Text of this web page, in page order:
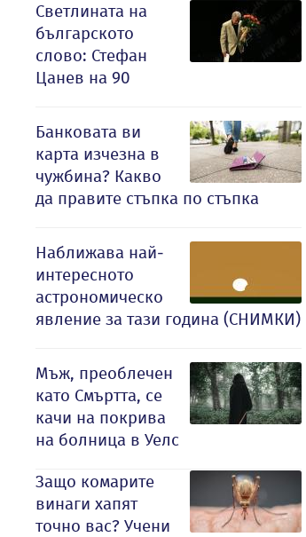
Светлината на
българското
слово: Стефан
Цанев на 90
Банковата ви
карта изчезна в
чужбина? Какво
да правите стъпка по стъпка
Наближава най-
интересното
астрономическо
явление за тази година (СНИМКИ)
Мъж, преоблечен
като Смъртта, се
качи на покрива
на болница в Уелс
Защо комарите
винаги хапят
точно вас? Учени